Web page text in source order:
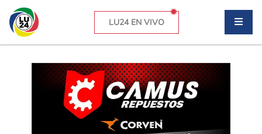
LU24 EN VIVO